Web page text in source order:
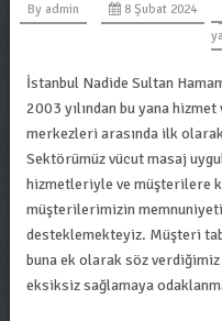
By admin 8 Şubat 2024
İstanbul Nadide Sultan
2003 yılından bu yana
merkezleri arasında ilk
Sektörümüz vücut masaj
hizmetleriyle ve müşterilere
müşterilerimizin
desteklemekteyiz. Müşteri
buna ek olarak söz
eksiksiz sağlamaya